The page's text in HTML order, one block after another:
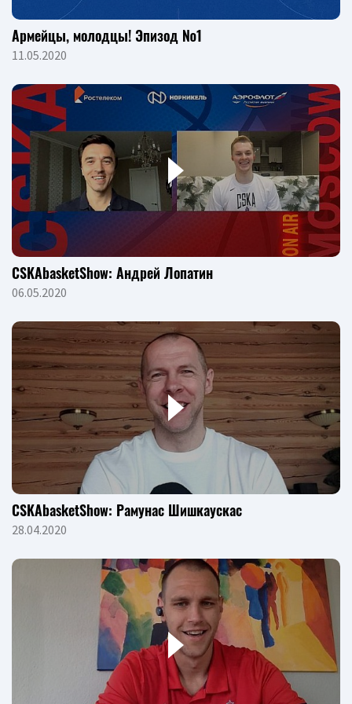
Армейцы, молодцы! Эпизод №1
11.05.2020
CSKAbasketShow: Андрей Лопатин
06.05.2020
CSKAbasketShow: Рамунас Шишкаускас
28.04.2020